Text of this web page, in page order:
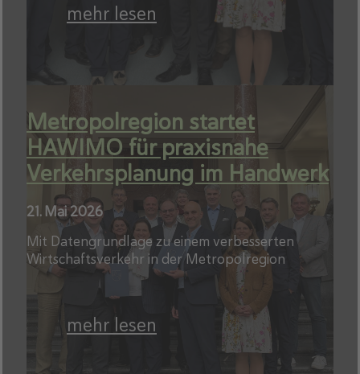
mehr lesen
Metropolregion startet
HAWIMO für praxisnahe
Verkehrsplanung im Handwerk
21. Mai 2026
Mit Datengrundlage zu einem verbesserten
Wirtschaftsverkehr in der Metropolregion
mehr lesen